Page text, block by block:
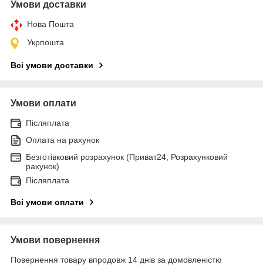
Умови доставки
Нова Пошта
Укрпошта
Всі умови доставки
Умови оплати
Післяплата
Оплата на рахунок
Безготівковий розрахунок (Приват24, Розрахунковий
рахунок)
Післяплата
Всі умови оплати
Умови повернення
Повернення товару впродовж 14 днів за домовленістю